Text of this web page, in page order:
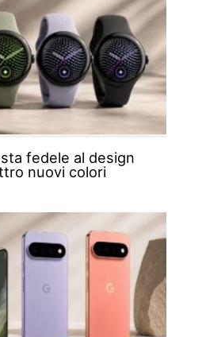
fedele al design
nuovi colori